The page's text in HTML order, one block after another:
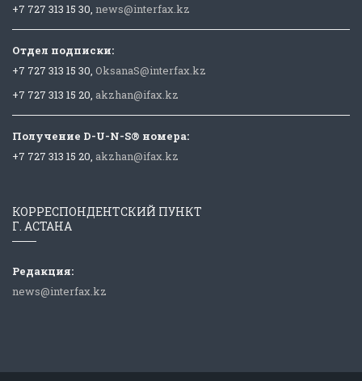
+7 727 313 15 30, news@interfax.kz
Отдел подписки:
+7 727 313 15 30, OksanaS@interfax.kz
+7 727 313 15 20, akzhan@ifax.kz
Получение D-U-N-S® номера:
+7 727 313 15 20, akzhan@ifax.kz
КОРРЕСПОНДЕНТСКИЙ ПУНКТ
Г. АСТАНА
Редакция:
news@interfax.kz